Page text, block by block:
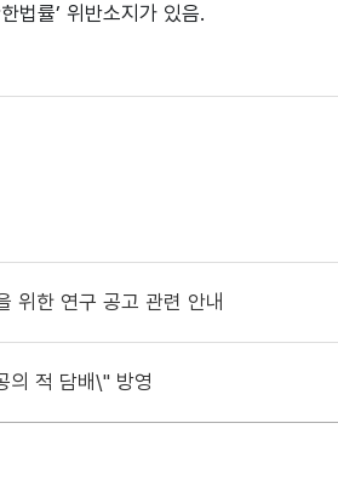
법률’ 위반소지가 있음.
위한 연구 공고 관련 안내
의 적 담배\" 방영